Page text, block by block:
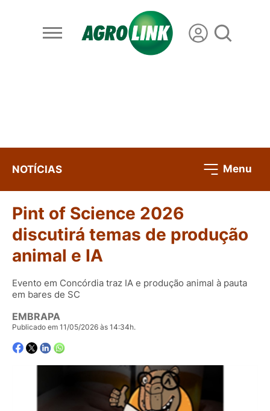
NOTÍCIAS Menu
Pint of Science 2026
discutirá temas de produção
animal e IA
Evento em Concórdia traz IA e produção animal à pauta
em bares de SC
EMBRAPA
Publicado em 11/05/2026 às 14:34h.